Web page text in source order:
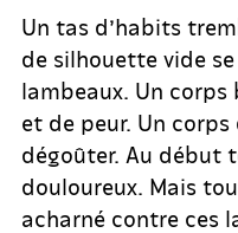
Un tas d’habits
de silhouette vide
lambeaux. Un corps
et de peur. Un
dégoûter. Au début
douloureux. Mais
acharné contre ces